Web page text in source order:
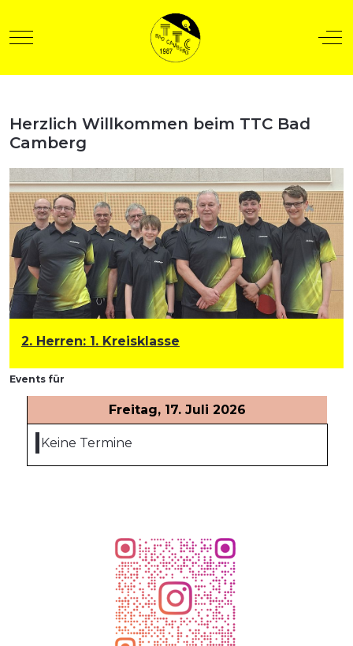
Mobile Menu Toggle
Herzlich Willkommen beim TTC Bad
Camberg
2. Herren: 1. Kreisklasse
Events für
Freitag, 17. Juli 2026
Keine Termine
anzeigen